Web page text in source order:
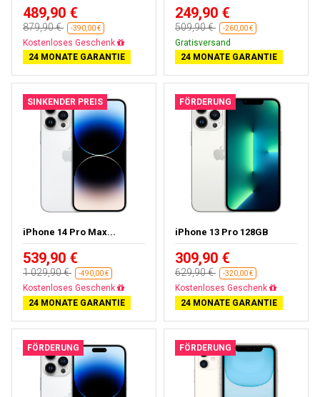
489,90 €
879,90 € -390,00 €
Kostenloses Geschenk
24 MONATE GARANTIE
249,90 €
509,90 € -260,00 €
Gratisversand
24 MONATE GARANTIE
SINKENDER PREIS
iPhone 14 Pro Max...
539,90 €
1 029,90 € -490,00 €
Kostenloses Geschenk
24 MONATE GARANTIE
FÖRDERUNG
iPhone 13 Pro 128GB
309,90 €
629,90 € -320,00 €
Kostenloses Geschenk
24 MONATE GARANTIE
FÖRDERUNG FÖRDERUNG